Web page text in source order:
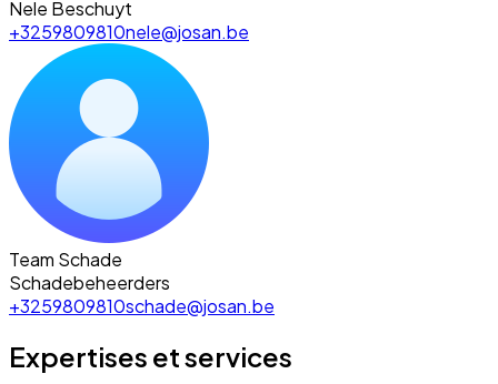
Nele Beschuyt
+3259809810nele@josan.be
Team Schade
Schadebeheerders
+3259809810schade@josan.be
Expertises et services